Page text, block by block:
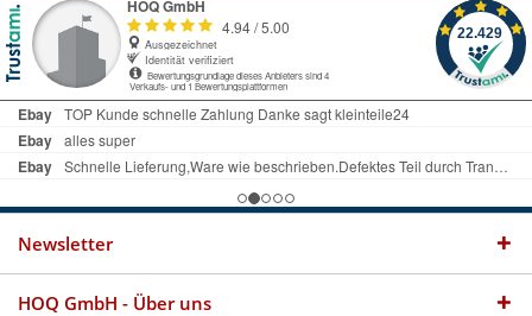
Newsletter
HOQ GmbH - Über uns